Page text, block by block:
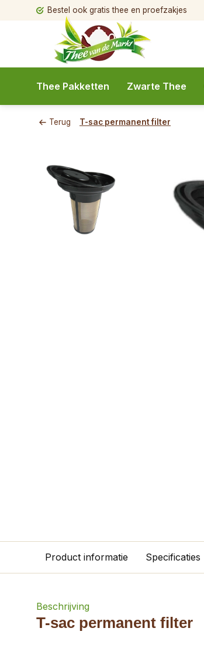
Bestel ook gratis thee en proefzakjes
Thee Pakketten Zwarte Thee
Terug T-sac permanent filter
Product informatie Specificaties
Beschrijving
T-sac permanent filter